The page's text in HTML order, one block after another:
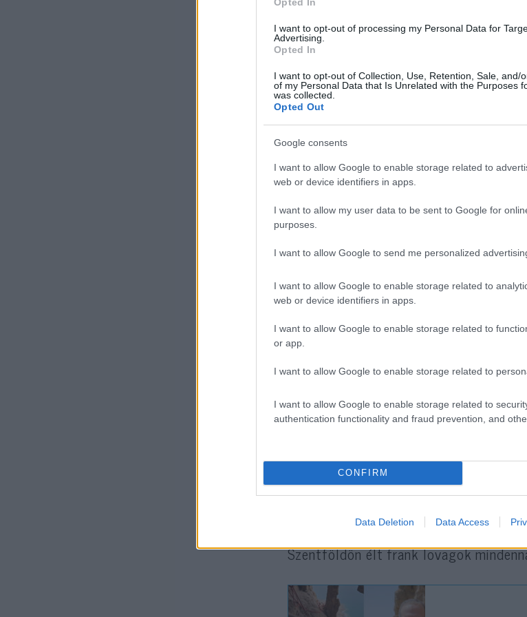
I want to opt-out of processing my Personal Data for
Advertising.
Opted In
I want to opt-out of Collection, Use, Retention, Sale, and/
of my Personal Data that Is Unrelated with the Purposes
was collected.
Opted Out
Google consents
I want to allow Google to enable storage related to
web or device identifiers in apps.
I want to allow my user data to be sent to Google for
purposes.
I want to allow Google to send me personalized
I want to allow Google to enable storage related to
web or device identifiers in apps.
I want to allow Google to enable storage related to
or app.
I want to allow Google to enable storage related to
I want to allow Google to enable storage related to
authentication functionality and fraud prevention, and
CONFIRM
Data Deletion Data Access
kard belső szerkezetét és pontos
amely megőrizte e ritka műtárgy
Rejtélyes
régészek
A lovagi kultúra jelképe
Mint ismert, a szentföldi
elfoglalásával kezdődött, és
jóval több volt, mint puszta fegyver.
három korábban talált keresztes
„Feltalálásuk óta a kardok
eszközei közé tartoznak. A
lovagiasság, valamint a
keresztes lovagok egyik
múlt rajtuk.”
Hozzátette továbbá, hogy „a kardok
karbantartották és őrizték őket. Egy
tanulmányozása ritka alkalom,
ismereteinket. Emellett egyedülálló
Szentföldön élt frank lovagok